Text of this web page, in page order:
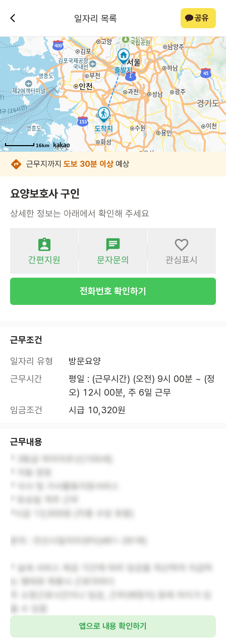
일자리 목록 공유
16km
16km
16km
16km
16km
16km
16km
16km
근무지까지 도보 30분 이상 예상
요양보호사 구인
상세한 정보는 아래에서 확인해 주세요
간편지원 문자문의 관심표시
전화번호 확인하기
근무조건
일자리 유형
방문요양
근무시간
평일 : (근무시간) (오전) 9시 00분 ~ (정
오) 12시 00분, 주 6일 근무
임금조건
시급 10,320원
근무내용
* 실세 서비스 제공 기간에 따라 임금을 계산하여 지급하
앱으로 내용 확인하기